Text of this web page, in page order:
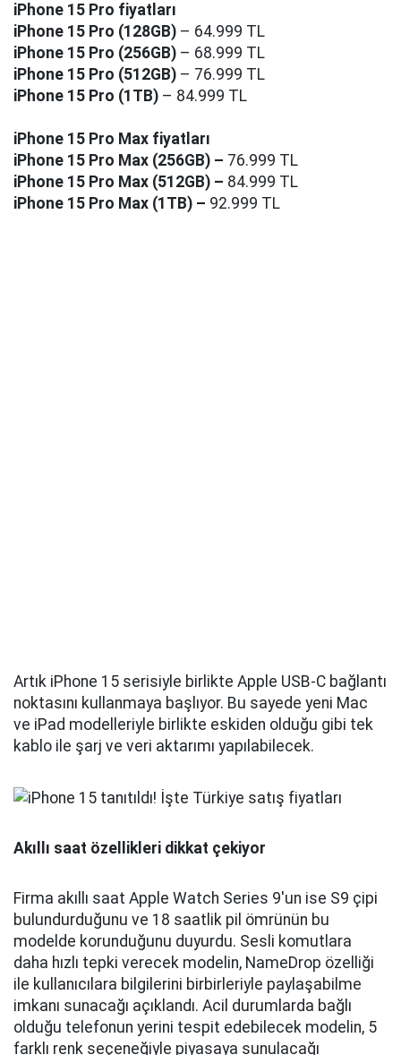
iPhone 15 Pro fiyatları
iPhone 15 Pro (128GB) – 64.999 TL
iPhone 15 Pro (256GB) – 68.999 TL
iPhone 15 Pro (512GB) – 76.999 TL
iPhone 15 Pro (1TB) – 84.999 TL
iPhone 15 Pro Max fiyatları
iPhone 15 Pro Max (256GB) – 76.999 TL
iPhone 15 Pro Max (512GB) – 84.999 TL
iPhone 15 Pro Max (1TB) – 92.999 TL
Artık iPhone 15 serisiyle birlikte Apple USB-C bağlantı
noktasını kullanmaya başlıyor. Bu sayede yeni Mac
ve iPad modelleriyle birlikte eskiden olduğu gibi tek
kablo ile şarj ve veri aktarımı yapılabilecek.
Akıllı saat özellikleri dikkat çekiyor
Firma akıllı saat Apple Watch Series 9'un ise S9 çipi
bulundurduğunu ve 18 saatlik pil ömrünün bu
modelde korunduğunu duyurdu. Sesli komutlara
daha hızlı tepki verecek modelin, NameDrop özelliği
ile kullanıcılara bilgilerini birbirleriyle paylaşabilme
imkanı sunacağı açıklandı. Acil durumlarda bağlı
olduğu telefonun yerini tespit edebilecek modelin, 5
farklı renk seçeneğiyle piyasaya sunulacağı